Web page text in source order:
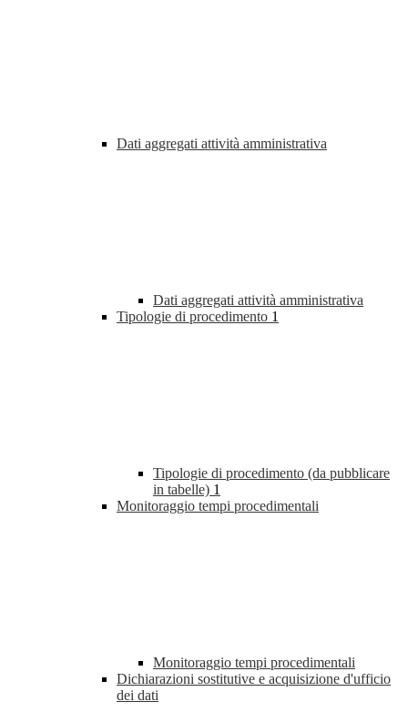
Dati aggregati attività amministrativa
Dati aggregati attività amministrativa
Tipologie di procedimento 1
Tipologie di procedimento (da pubblicare
in tabelle) 1
Monitoraggio tempi procedimentali
Monitoraggio tempi procedimentali
Dichiarazioni sostitutive e acquisizione d'ufficio
dei dati